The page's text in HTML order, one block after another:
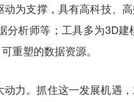
为支撑，具有高科技、
析师等；工具多为3D
重塑的数据资源。
力。抓住这一发展机遇